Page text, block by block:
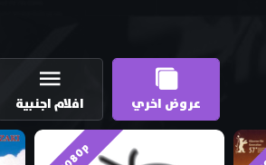
عروض اخري افلام اجنبية